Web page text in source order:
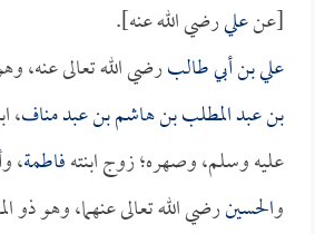
[عنعليرضي الله عنه].
علي بن أبي طالبرضي الله تعالى عنه،
بن عبد المطلب بن هاشم بن عبد مناف،
عليه وسلم، وصهره؛ زوج ابنتهفاطمة،
والحسينرضي الله تعالى عنهما، وهو ذو